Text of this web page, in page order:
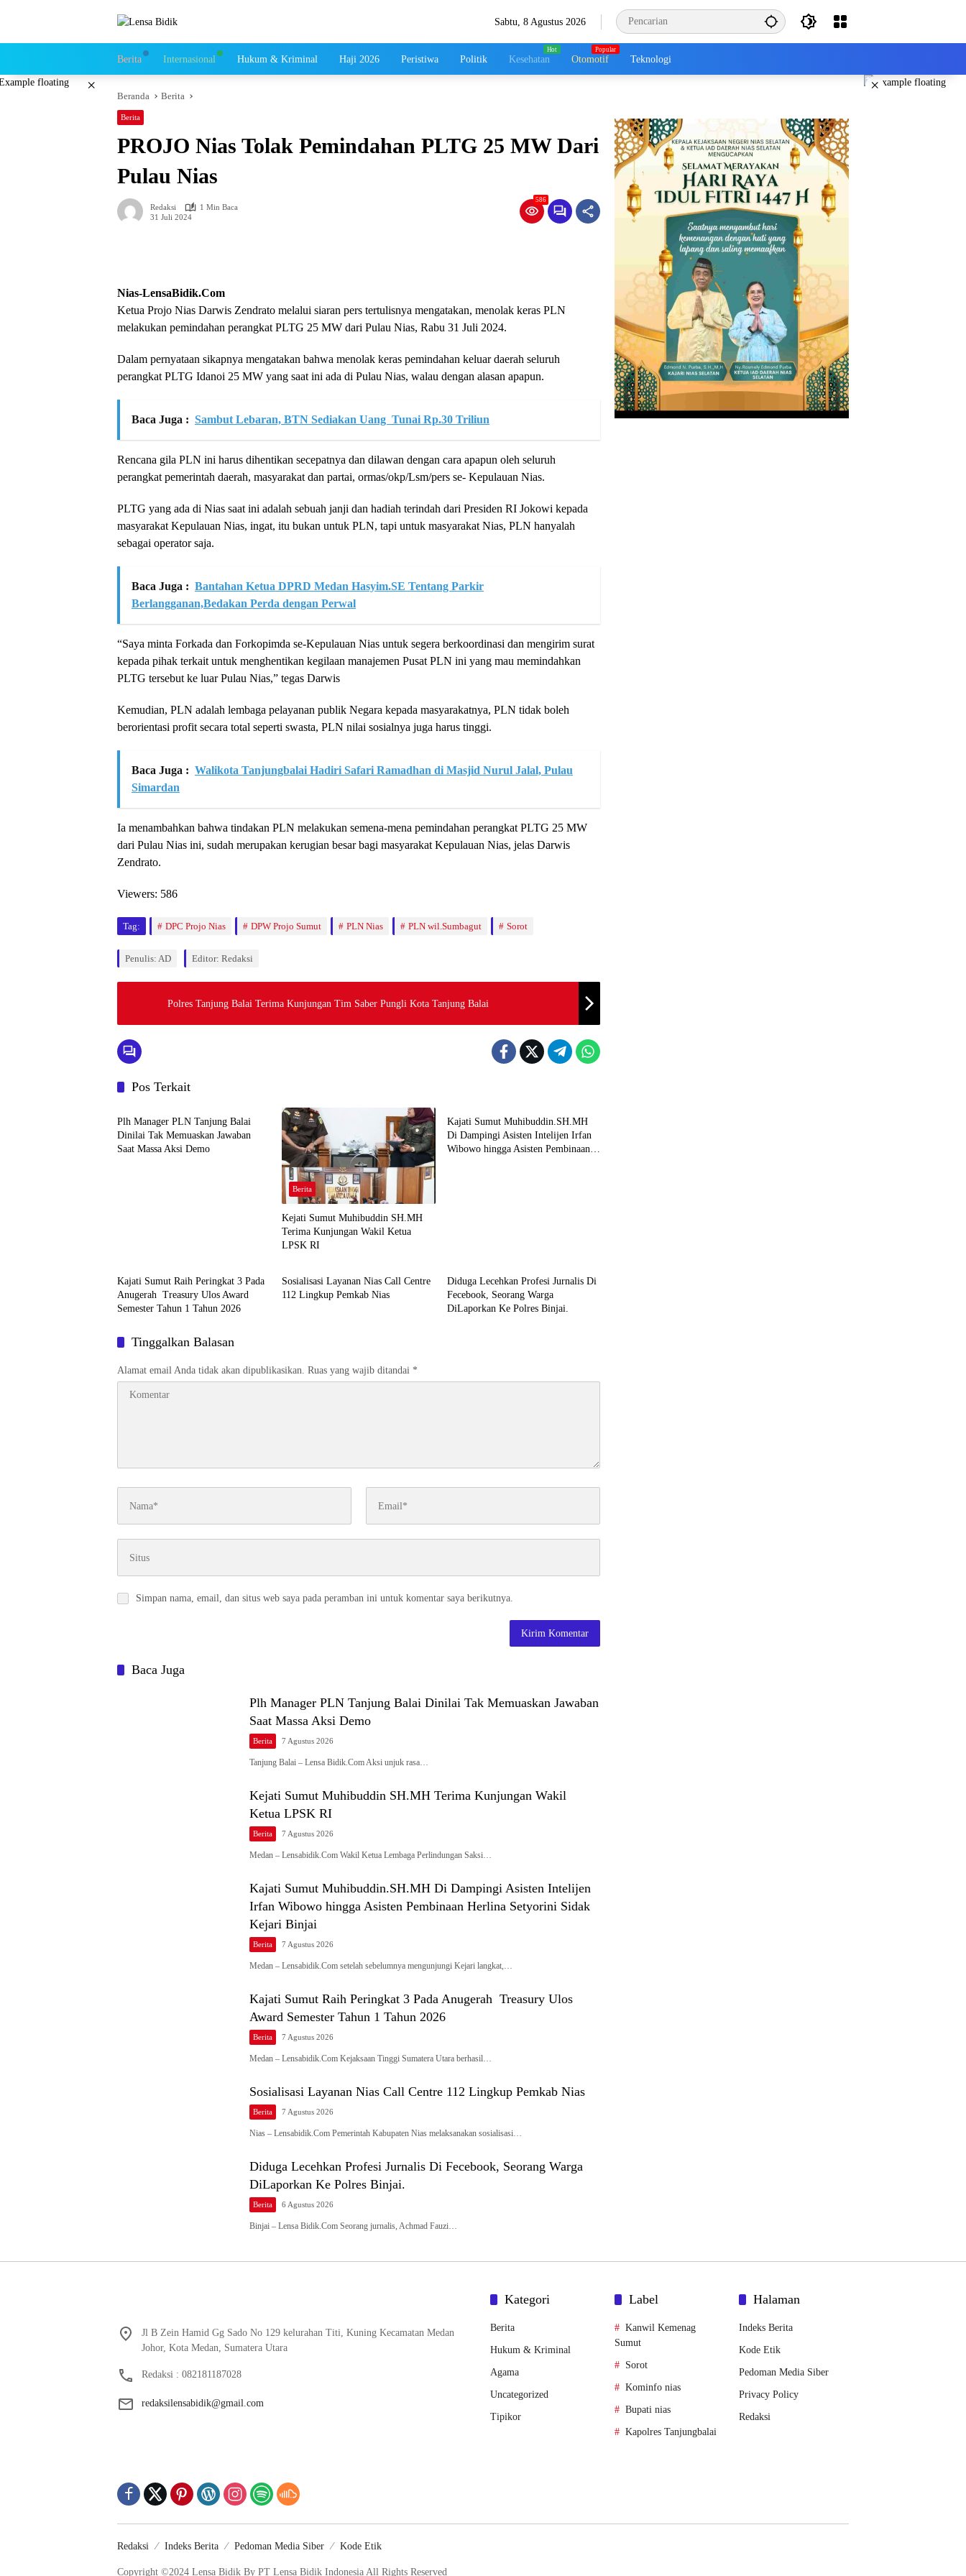
Sabtu, 8 Agustus 2026
Berita Internasional Hukum & Kriminal Haji 2026 Peristiwa Politik Kesehatan Otomotif Teknologi
× ×
Beranda Berita
Berita
PROJO Nias Tolak Pemindahan PLTG 25 MW Dari
Pulau Nias
Redaksi
1 Min Baca
31 Juli 2024
586
Nias-LensaBidik.Com
Ketua Projo Nias Darwis Zendrato melalui siaran pers tertulisnya mengatakan, menolak keras PLN
melakukan pemindahan perangkat PLTG 25 MW dari Pulau Nias, Rabu 31 Juli 2024.
Dalam pernyataan sikapnya mengatakan bahwa menolak keras pemindahan keluar daerah seluruh
perangkat PLTG Idanoi 25 MW yang saat ini ada di Pulau Nias, walau dengan alasan apapun.
Baca Juga : Sambut Lebaran, BTN Sediakan Uang Tunai Rp.30 Triliun
Rencana gila PLN ini harus dihentikan secepatnya dan dilawan dengan cara apapun oleh seluruh
perangkat pemerintah daerah, masyarakat dan partai, ormas/okp/Lsm/pers se- Kepulauan Nias.
PLTG yang ada di Nias saat ini adalah sebuah janji dan hadiah terindah dari Presiden RI Jokowi kepada
masyarakat Kepulauan Nias, ingat, itu bukan untuk PLN, tapi untuk masyarakat Nias, PLN hanyalah
sebagai operator saja.
Baca Juga : Bantahan Ketua DPRD Medan Hasyim.SE Tentang Parkir
Berlangganan,Bedakan Perda dengan Perwal
“Saya minta Forkada dan Forkopimda se-Kepulauan Nias untuk segera berkoordinasi dan mengirim surat
kepada pihak terkait untuk menghentikan kegilaan manajemen Pusat PLN ini yang mau memindahkan
PLTG tersebut ke luar Pulau Nias,” tegas Darwis
Kemudian, PLN adalah lembaga pelayanan publik Negara kepada masyarakatnya, PLN tidak boleh
berorientasi profit secara total seperti swasta, PLN nilai sosialnya juga harus tinggi.
Baca Juga : Walikota Tanjungbalai Hadiri Safari Ramadhan di Masjid Nurul Jalal, Pulau
Simardan
Ia menambahkan bahwa tindakan PLN melakukan semena-mena pemindahan perangkat PLTG 25 MW
dari Pulau Nias ini, sudah merupakan kerugian besar bagi masyarakat Kepulauan Nias, jelas Darwis
Zendrato.
Viewers: 586
Tag: DPC Projo Nias DPW Projo Sumut PLN Nias PLN wil.Sumbagut Sorot
Penulis: AD Editor: Redaksi
Polres Tanjung Balai Terima Kunjungan Tim Saber Pungli Kota Tanjung Balai
Pos Terkait
Berita
Plh Manager PLN Tanjung Balai
Dinilai Tak Memuaskan Jawaban
Saat Massa Aksi Demo
Berita
Kejati Sumut Muhibuddin SH.MH
Terima Kunjungan Wakil Ketua
LPSK RI
Kajati Sumut Muhibuddin.SH.MH
Di Dampingi Asisten Intelijen Irfan
Wibowo hingga Asisten Pembinaan
Kajati Sumut Raih Peringkat 3 Pada
Anugerah Treasury Ulos Award
Semester Tahun 1 Tahun 2026
Sosialisasi Layanan Nias Call Centre
112 Lingkup Pemkab Nias
Diduga Lecehkan Profesi Jurnalis Di
Fecebook, Seorang Warga
DiLaporkan Ke Polres Binjai.
Tinggalkan Balasan
Alamat email Anda tidak akan dipublikasikan. Ruas yang wajib ditandai *
Simpan nama, email, dan situs web saya pada peramban ini untuk komentar saya berikutnya.
Baca Juga
Plh Manager PLN Tanjung Balai Dinilai Tak Memuaskan Jawaban
Saat Massa Aksi Demo
Berita 7 Agustus 2026
Tanjung Balai – Lensa Bidik.Com Aksi unjuk rasa…
Kejati Sumut Muhibuddin SH.MH Terima Kunjungan Wakil
Ketua LPSK RI
Berita 7 Agustus 2026
Medan – Lensabidik.Com Wakil Ketua Lembaga Perlindungan Saksi…
Kajati Sumut Muhibuddin.SH.MH Di Dampingi Asisten Intelijen
Irfan Wibowo hingga Asisten Pembinaan Herlina Setyorini Sidak
Kejari Binjai
Berita 7 Agustus 2026
Medan – Lensabidik.Com setelah sebelumnya mengunjungi Kejari langkat,…
Kajati Sumut Raih Peringkat 3 Pada Anugerah Treasury Ulos
Award Semester Tahun 1 Tahun 2026
Berita 7 Agustus 2026
Medan – Lensabidik.Com Kejaksaan Tinggi Sumatera Utara berhasil…
Sosialisasi Layanan Nias Call Centre 112 Lingkup Pemkab Nias
Berita 7 Agustus 2026
Nias – Lensabidik.Com Pemerintah Kabupaten Nias melaksanakan sosialisasi…
Diduga Lecehkan Profesi Jurnalis Di Fecebook, Seorang Warga
DiLaporkan Ke Polres Binjai.
Berita 6 Agustus 2026
Binjai – Lensa Bidik.Com Seorang jurnalis, Achmad Fauzi…
Jl B Zein Hamid Gg Sado No 129 kelurahan Titi, Kuning Kecamatan Medan
Johor, Kota Medan, Sumatera Utara
Redaksi : 082181187028
redaksilensabidik@gmail.com
Kategori
Berita
Hukum & Kriminal
Agama
Uncategorized
Tipikor
Label
Kanwil Kemenag
Sumut
Sorot
Kominfo nias
Bupati nias
Kapolres Tanjungbalai
Halaman
Indeks Berita
Kode Etik
Pedoman Media Siber
Privacy Policy
Redaksi
Redaksi Indeks Berita Pedoman Media Siber Kode Etik
Copyright ©2024 Lensa Bidik By PT Lensa Bidik Indonesia All Rights Reserved